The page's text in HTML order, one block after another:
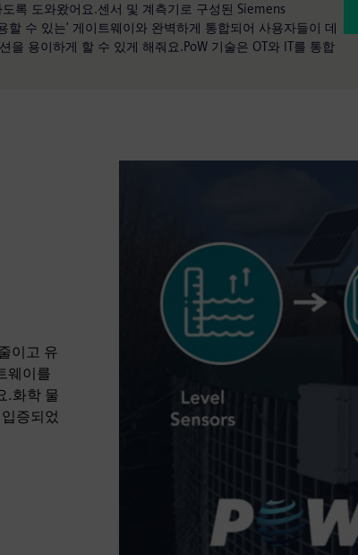
록 도와왔어요.센서 및 계측기로 구성된 Siemens
수 있는' 게이트웨이와 완벽하게 통합되어 사용자들이 데
용이하게 할 수 있게 해줘요.PoW 기술은 OT와 IT를 통합
이고 유
웨이를
.화학 물
증되었